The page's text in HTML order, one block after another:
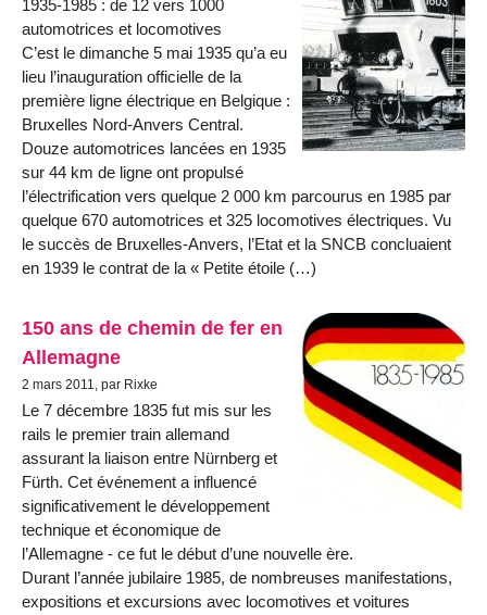
1935-1985 : de 12 vers 1000
automotrices et locomotives
C’est le dimanche 5 mai 1935 qu’a eu
lieu l’inauguration officielle de la
première ligne électrique en Belgique :
Bruxelles Nord-Anvers Central.
Douze automotrices lancées en 1935
sur 44 km de ligne ont propulsé
l’électrification vers quelque 2 000 km parcourus en 1985 par
quelque 670 automotrices et 325 locomotives électriques. Vu
le succès de Bruxelles-Anvers, l’Etat et la SNCB concluaient
en 1939 le contrat de la « Petite étoile (…)
150 ans de chemin de fer en
Allemagne
2 mars 2011, par Rixke
Le 7 décembre 1835 fut mis sur les
rails le premier train allemand
assurant la liaison entre Nürnberg et
Fürth. Cet événement a influencé
significativement le développement
technique et économique de
l’Allemagne - ce fut le début d’une nouvelle ère.
Durant l’année jubilaire 1985, de nombreuses manifestations,
expositions et excursions avec locomotives et voitures